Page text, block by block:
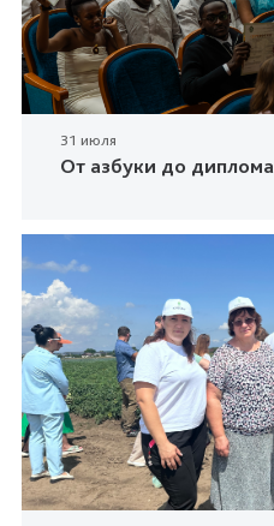
31 июля
От азбуки до диплома